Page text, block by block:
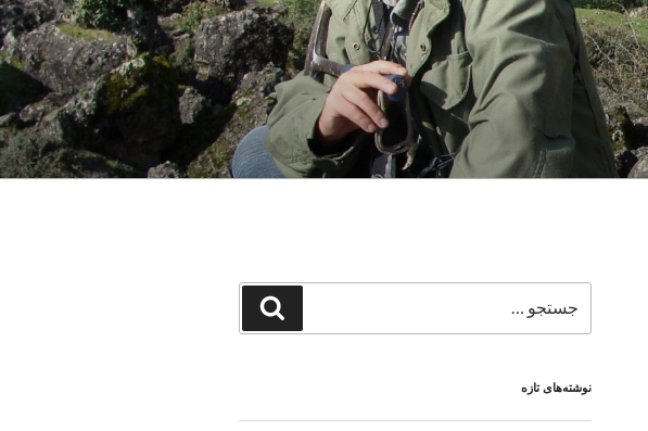
برای
جستجو
نوشته‌های تازه